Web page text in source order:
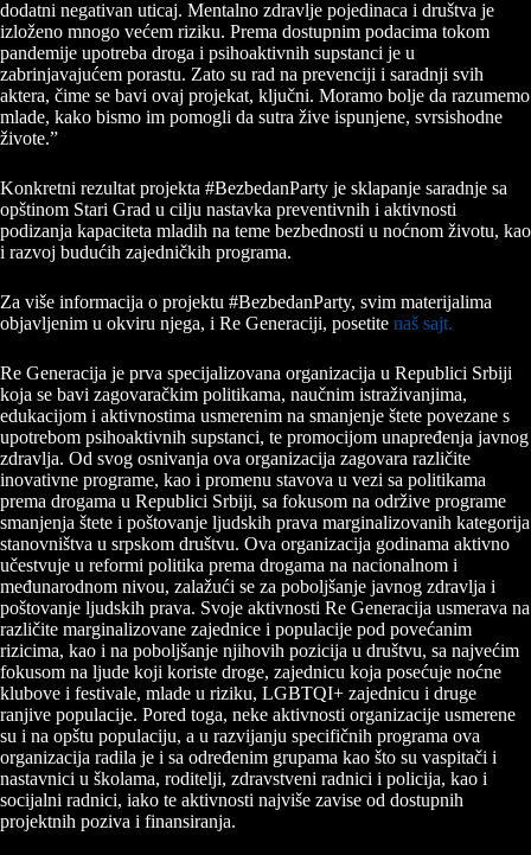
dodatni negativan uticaj. Mentalno zdravlje pojedinaca i društva je
izloženo mnogo većem riziku. Prema dostupnim podacima tokom
pandemije upotreba droga i psihoaktivnih supstanci je u
zabrinjavajućem porastu. Zato su rad na prevenciji i saradnji svih
aktera, čime se bavi ovaj projekat, ključni. Moramo bolje da razumemo
mlade, kako bismo im pomogli da sutra žive ispunjene, svrsishodne
živote.”
Konkretni rezultat projekta #BezbedanParty je sklapanje saradnje sa
opštinom Stari Grad u cilju nastavka preventivnih i aktivnosti
podizanja kapaciteta mladih na teme bezbednosti u noćnom životu, kao
i razvoj budućih zajedničkih programa.
Za više informacija o projektu #BezbedanParty, svim materijalima
objavljenim u okviru njega, i Re Generaciji, posetite naš sajt.
Re Generacija je prva specijalizovana organizacija u Republici Srbiji
koja se bavi zagovaračkim politikama, naučnim istraživanjima,
edukacijom i aktivnostima usmerenim na smanjenje štete povezane s
upotrebom psihoaktivnih supstanci, te promocijom unapređenja javnog
zdravlja. Od svog osnivanja ova organizacija zagovara različite
inovativne programe, kao i promenu stavova u vezi sa politikama
prema drogama u Republici Srbiji, sa fokusom na održive programe
smanjenja štete i poštovanje ljudskih prava marginalizovanih kategorija
stanovništva u srpskom društvu. Ova organizacija godinama aktivno
učestvuje u reformi politika prema drogama na nacionalnom i
međunarodnom nivou, zalažući se za poboljšanje javnog zdravlja i
poštovanje ljudskih prava. Svoje aktivnosti Re Generacija usmerava na
različite marginalizovane zajednice i populacije pod povećanim
rizicima, kao i na poboljšanje njihovih pozicija u društvu, sa najvećim
fokusom na ljude koji koriste droge, zajednicu koja posećuje noćne
klubove i festivale, mlade u riziku, LGBTQI+ zajednicu i druge
ranjive populacije. Pored toga, neke aktivnosti organizacije usmerene
su i na opštu populaciju, a u razvijanju specifičnih programa ova
organizacija radila je i sa određenim grupama kao što su vaspitači i
nastavnici u školama, roditelji, zdravstveni radnici i policija, kao i
socijalni radnici, iako te aktivnosti najviše zavise od dostupnih
projektnih poziva i finansiranja.